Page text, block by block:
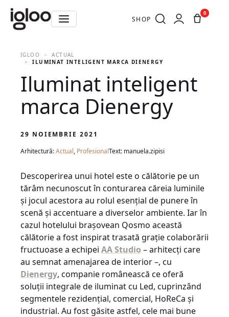
SHOP
0
IGLOO
ACTUAL
ILUMINAT INTELIGENT MARCA DIENERGY
Iluminat inteligent
marca Dienergy
29 NOIEMBRIE 2021
Arhitectură:Actual, ProfesionalText: manuela.zipisi
Descoperirea unui hotel este o călătorie pe un
tărâm necunoscut în conturarea căreia luminile
și jocul acestora au rolul esențial de punere în
scenă și accentuare a diverselor ambiente. Iar în
cazul hotelului brașovean Qosmo această
călătorie a fost inspirat trasată grație colaborării
fructuoase a echipei AA Studio – arhitecți care
au semnat amenajarea de interior –, cu
Dienergy, companie românească ce oferă
soluții integrale de iluminat cu Led, cuprinzând
segmentele rezidențial, comercial, HoReCa și
industrial. Au fost găsite astfel, cele mai bune